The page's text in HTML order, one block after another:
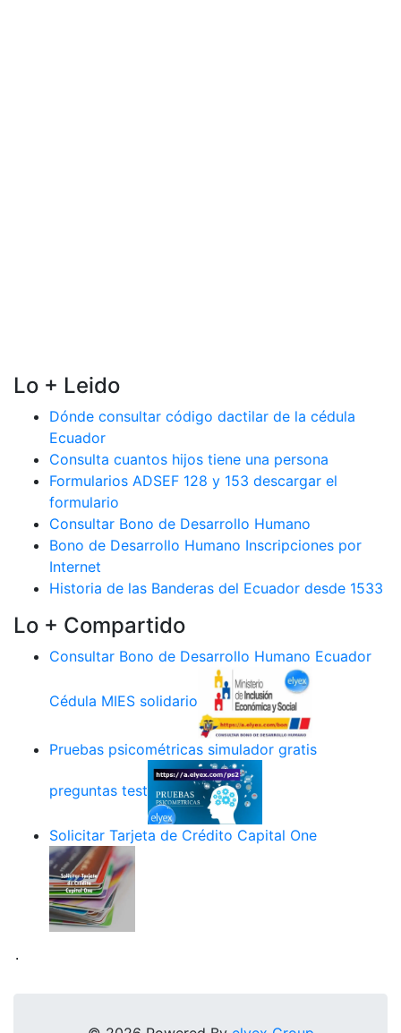
Lo + Leido
Dónde consultar código dactilar de la cédula
Ecuador
Consulta cuantos hijos tiene una persona
Formularios ADSEF 128 y 153 descargar el
formulario
Consultar Bono de Desarrollo Humano
Bono de Desarrollo Humano Inscripciones por
Internet
Historia de las Banderas del Ecuador desde 1533
Lo + Compartido
Consultar Bono de Desarrollo Humano Ecuador
Cédula MIES solidario
Pruebas psicométricas simulador gratis
preguntas test
Solicitar Tarjeta de Crédito Capital One
.